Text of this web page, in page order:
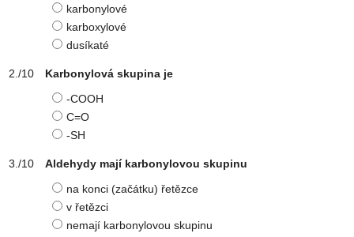
karbonylové
karboxylové
dusíkaté
Karbonylová skupina je
-COOH
C=O
-SH
Aldehydy mají karbonylovou skupinu
na konci (začátku) řetězce
v řetězci
nemají karbonylovou skupinu